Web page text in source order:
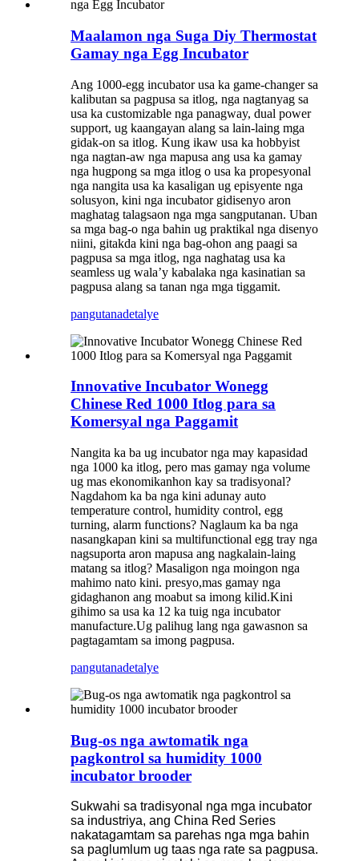
Maalamon nga Suga Diy Thermostat
Gamay nga Egg Incubator
Ang 1000-egg incubator usa ka game-changer sa
kalibutan sa pagpusa sa itlog, nga nagtanyag sa
usa ka customizable nga panagway, dual power
support, ug kaangayan alang sa lain-laing mga
gidak-on sa itlog. Kung ikaw usa ka hobbyist
nga nagtan-aw nga mapusa ang usa ka gamay
nga hugpong sa mga itlog o usa ka propesyonal
nga nangita usa ka kasaligan ug episyente nga
solusyon, kini nga incubator gidisenyo aron
maghatag talagsaon nga mga sangputanan. Uban
sa mga bag-o nga bahin ug praktikal nga disenyo
niini, gitakda kini nga bag-ohon ang paagi sa
pagpusa sa mga itlog, nga naghatag usa ka
seamless ug wala’y kabalaka nga kasinatian sa
pagpusa alang sa tanan nga mga tiggamit.
pangutanadetalye
Innovative Incubator Wonegg
Chinese Red 1000 Itlog para sa
Komersyal nga Paggamit
Nangita ka ba ug incubator nga may kapasidad
nga 1000 ka itlog, pero mas gamay nga volume
ug mas ekonomikanhon kay sa tradisyonal?
Nagdahom ka ba nga kini adunay auto
temperature control, humidity control, egg
turning, alarm functions? Naglaum ka ba nga
nasangkapan kini sa multifunctional egg tray nga
nagsuporta aron mapusa ang nagkalain-laing
matang sa itlog? Masaligon nga moingon nga
mahimo nato kini. presyo,mas gamay nga
gidaghanon ang moabut sa imong kilid.Kini
gihimo sa usa ka 12 ka tuig nga incubator
manufacture.Ug palihug lang nga gawasnon sa
pagtagamtam sa imong pagpusa.
pangutanadetalye
Bug-os nga awtomatik nga
pagkontrol sa humidity 1000
incubator brooder
Sukwahi sa tradisyonal nga mga incubator
sa industriya, ang China Red Series
nakatagamtam sa parehas nga mga bahin
sa paglumlum ug taas nga rate sa pagpusa.